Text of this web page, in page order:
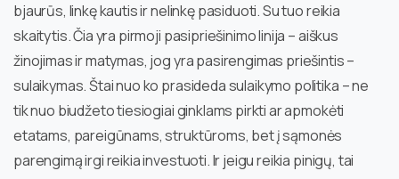
bjaurūs, linkę kautis ir nelinkę pasiduoti. Su tuo reikia
skaitytis. Čia yra pirmoji pasipriešinimo linija – aiškus
žinojimas ir matymas, jog yra pasirengimas priešintis –
sulaikymas. Štai nuo ko prasideda sulaikymo politika – ne
tik nuo biudžeto tiesiogiai ginklams pirkti ar apmokėti
etatams, pareigūnams, struktūroms, bet į sąmonės
parengimą irgi reikia investuoti. Ir jeigu reikia pinigų, tai